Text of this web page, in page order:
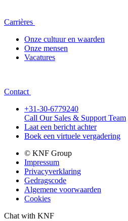
Carrières
Onze cultuur en waarden
Onze mensen
Vacatures
Contact
+31-30-6779240
Call Our Sales & Support Team
Laat een bericht achter
Boek een virtuele vergadering
© KNF Group
Impressum
Privacyverklaring
Gedragscode
Algemene voorwaarden
Cookies
Chat with KNF